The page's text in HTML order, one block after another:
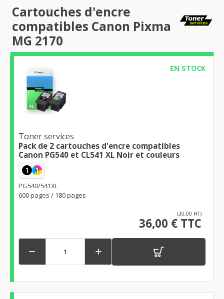
Cartouches d'encre
compatibles Canon Pixma
MG 2170
EN STOCK
Toner services
Pack de 2 cartouches d'encre compatibles
Canon PG540 et CL541 XL Noir et couleurs
1 1
PG540/541XL
600 pages / 180 pages
(30,00 HT)
36,00 € TTC
 